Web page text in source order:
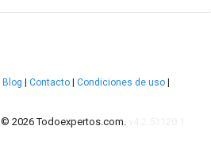
Blog Contacto Condiciones de uso
© 2026 Todoexpertos.com.